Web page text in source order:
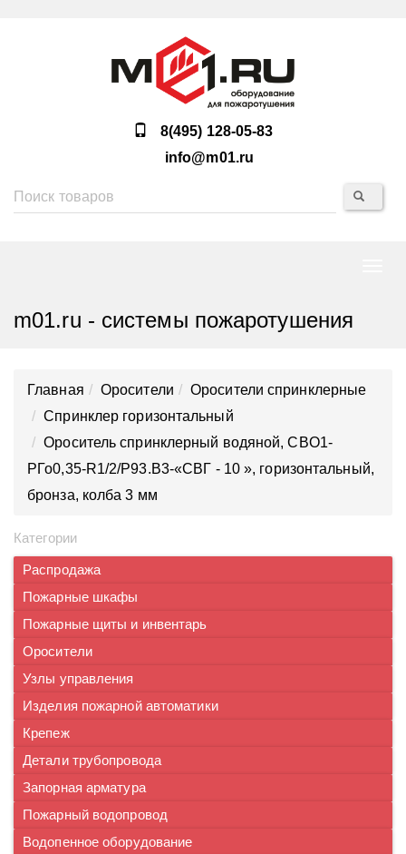
8(495) 128-05-83
info@m01.ru
m01.ru - системы пожаротушения
Главная Оросители
Оросители спринклерные
Спринклер горизонтальный
Ороситель спринклерный водяной, CВO1-
PГо0,35-R1/2/P93.B3-«СВГ - 10 », горизонтальный,
бронза, колба 3 мм
Категории
Распродажа
Пожарные шкафы
Пожарные щиты и инвентарь
Оросители
Узлы управления
Изделия пожарной автоматики
Крепеж
Детали трубопровода
Запорная арматура
Пожарный водопровод
Водопенное оборудование